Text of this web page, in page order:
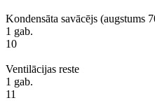
Kondensāta savācējs (augstums
1 gab.
10
Ventilācijas reste
1 gab.
11